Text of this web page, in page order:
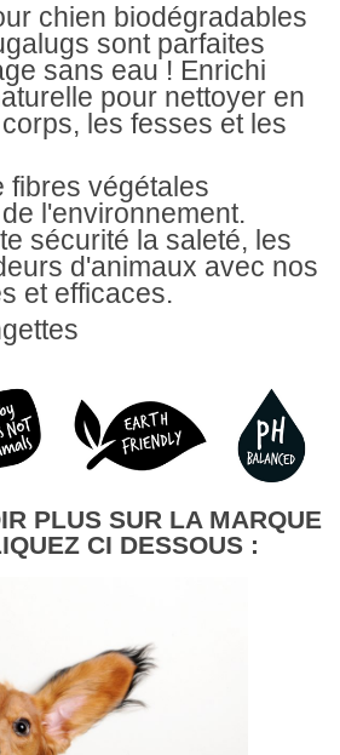
chien biodégradables
sont parfaites
sans eau ! Enrichi
pour nettoyer en
les fesses et les
fibres végétales
l'environnement.
sécurité la saleté, les
d'animaux avec nos
et efficaces.
PLUS SUR LA MARQUE
CI DESSOUS :